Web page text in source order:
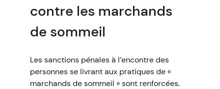
contre les marchands
de sommeil
Les sanctions pénales à l’encontre des
personnes se livrant aux pratiques de «
marchands de sommeil » sont renforcées.